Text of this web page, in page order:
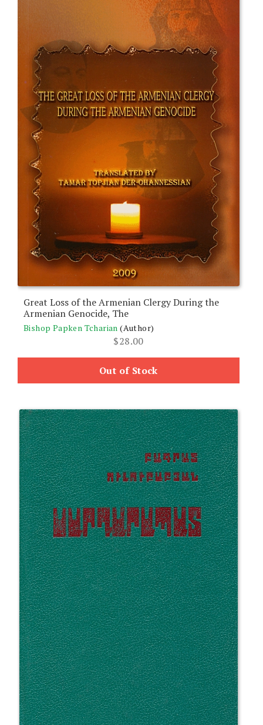
Great Loss of the Armenian Clergy During the
Armenian Genocide, The
Bishop Papken Tcharian (Author)
$28.00
Out of Stock